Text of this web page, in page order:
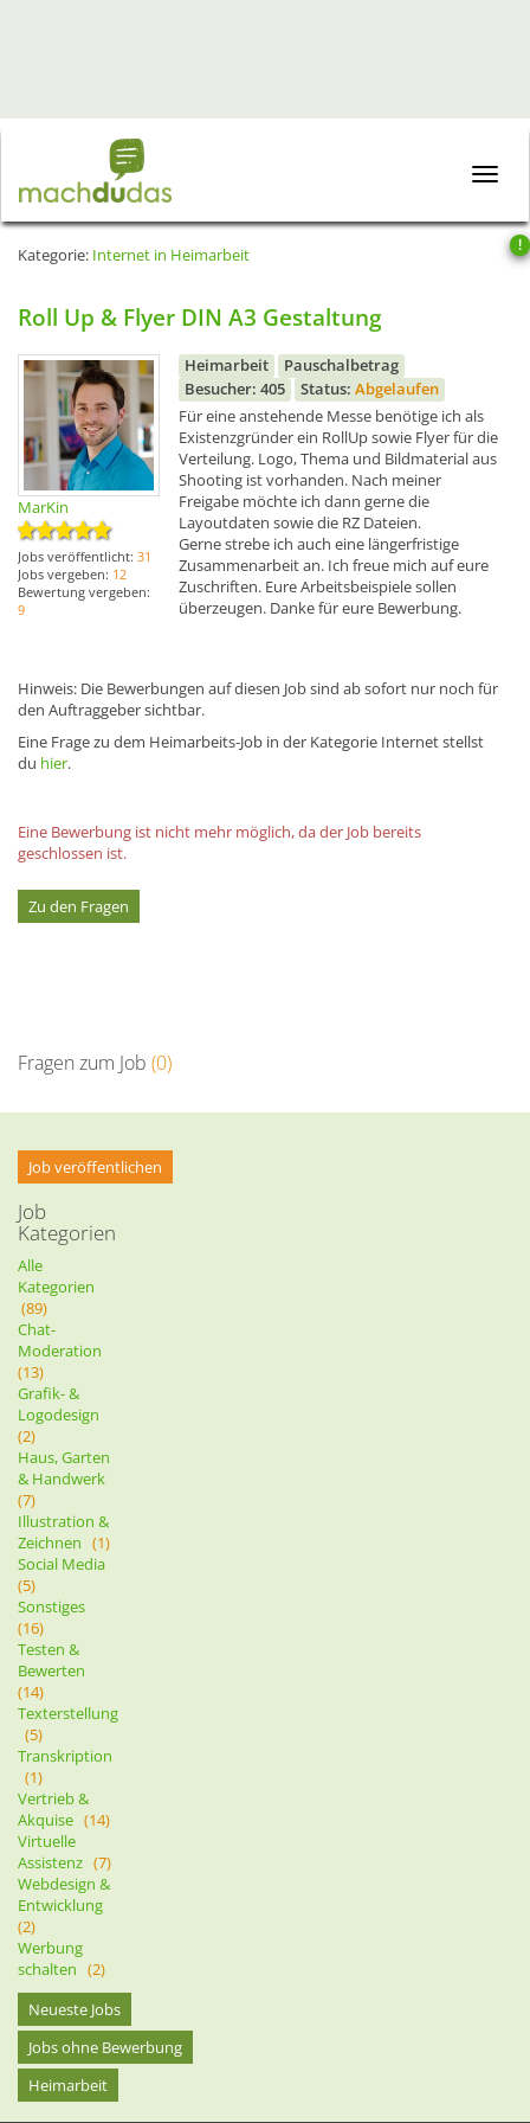
Toggle
!
Kategorie: Internet in Heimarbeit
Roll Up & Flyer DIN A3 Gestaltung
MarKin
Jobs veröffentlicht: 31
Jobs vergeben: 12
Bewertung vergeben:
9
Heimarbeit
Pauschalbetrag
Besucher: 405
Status: Abgelaufen
Für eine anstehende Messe benötige ich als
Existenzgründer ein RollUp sowie Flyer für die
Verteilung. Logo, Thema und Bildmaterial aus
Shooting ist vorhanden. Nach meiner
Freigabe möchte ich dann gerne die
Layoutdaten sowie die RZ Dateien.
Gerne strebe ich auch eine längerfristige
Zusammenarbeit an. Ich freue mich auf eure
Zuschriften. Eure Arbeitsbeispiele sollen
überzeugen. Danke für eure Bewerbung.
Hinweis: Die Bewerbungen auf diesen Job sind ab sofort nur noch für
den Auftraggeber sichtbar.
Eine Frage zu dem Heimarbeits-Job in der Kategorie Internet stellst
du hier.
Eine Bewerbung ist nicht mehr möglich, da der Job bereits
geschlossen ist.
Zu den Fragen
Fragen zum Job (0)
Job veröffentlichen
Job
Kategorien
Alle
Kategorien
(89)
Chat-
Moderation
(13)
Grafik- &
Logodesign
(2)
Haus, Garten
& Handwerk
(7)
Illustration &
Zeichnen (1)
Social Media
(5)
Sonstiges
(16)
Testen &
Bewerten
(14)
Texterstellung
(5)
Transkription
(1)
Vertrieb &
Akquise (14)
Virtuelle
Assistenz (7)
Webdesign &
Entwicklung
(2)
Werbung
schalten (2)
Neueste Jobs
Jobs ohne Bewerbung
Heimarbeit